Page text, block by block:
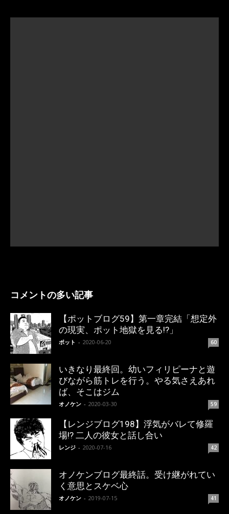
コメントの多い記事
【ポットブログ59】第一章完結「想定外
の現実、ポット地獄を見る!?」
ポット - 2020-06-20 60
いきなり最終回。幼いフィリピーナと遊
びながら筋トレを行う。やる気さえあれ
ば、そこはジム
オノケン - 2020-03-30 59
【レンジブログ198】浮気がバレて修羅
場!? 二人の彼女と話し合い
レンジ - 2020-07-16 42
オノケンブログ最終話。受け継がれてい
く意思とスケベ心
オノケン - 2019-07-15 41